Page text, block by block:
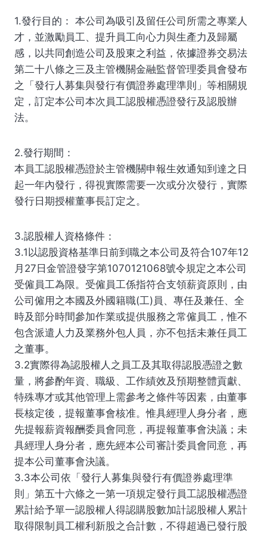
1.發行目的： 本公司為吸引及留任公司所需之專業人
才，並激勵員工、提升員工向心力與生產力及歸屬
感，以共同創造公司及股東之利益，依據證券交易法
第二十八條之三及主管機關金融監督管理委員會發布
之「發行人募集與發行有價證券處理準則」等相關規
定，訂定本公司本次員工認股權憑證發行及認股辦
法。
2.發行期間：
本員工認股權憑證於主管機關申報生效通知到達之日
起一年內發行，得視實際需要一次或分次發行，實際
發行日期授權董事長訂定之。
3.認股權人資格條件：
3.1以認股資格基準日前到職之本公司及符合107年12
月27日金管證發字第1070121068號令規定之本公司
受僱員工為限。受僱員工係指符合支領薪資原則，由
公司僱用之本國及外國籍職(工)員、專任及兼任、全
時及部分時間參加作業或提供服務之常僱員工，惟不
包含派遣人力及業務外包人員，亦不包括未兼任員工
之董事。
3.2實際得為認股權人之員工及其取得認股憑證之數
量，將參酌年資、職級、工作績效及預期整體貢獻、
特殊專才或其他管理上需參考之條件等因素，由董事
長核定後，提報董事會核准。惟具經理人身分者，應
先提報薪資報酬委員會同意，再提報董事會決議；未
具經理人身分者，應先經本公司審計委員會同意，再
提本公司董事會決議。
3.3本公司依「發行人募集與發行有價證券處理準
則」第五十六條之一第一項規定發行員工認股權憑證
累計給予單一認股權人得認購股數加計認股權人累計
取得限制員工權利新股之合計數，不得超過已發行股